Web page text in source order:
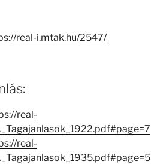
real-i.mtak.hu/2547/
real-
real-